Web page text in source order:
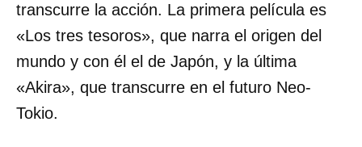
transcurre la acción. La primera película es
«Los tres tesoros», que narra el origen del
mundo y con él el de Japón, y la última
«Akira», que transcurre en el futuro Neo-
Tokio.